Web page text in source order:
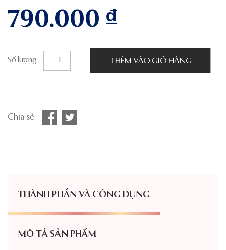
790.000 ₫
Số lượng THÊM VÀO GIỎ HÀNG
Chia sẻ
THÀNH PHẦN VÀ CÔNG DỤNG
MÔ TẢ SẢN PHẨM